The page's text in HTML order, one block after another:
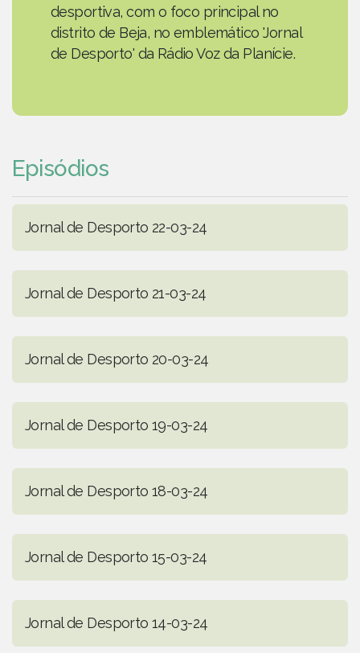
desportiva, com o foco principal no
distrito de Beja, no emblemático 'Jornal
de Desporto' da Rádio Voz da Planície.
Episódios
Jornal de Desporto 22-03-24
Jornal de Desporto 21-03-24
Jornal de Desporto 20-03-24
Jornal de Desporto 19-03-24
Jornal de Desporto 18-03-24
Jornal de Desporto 15-03-24
Jornal de Desporto 14-03-24